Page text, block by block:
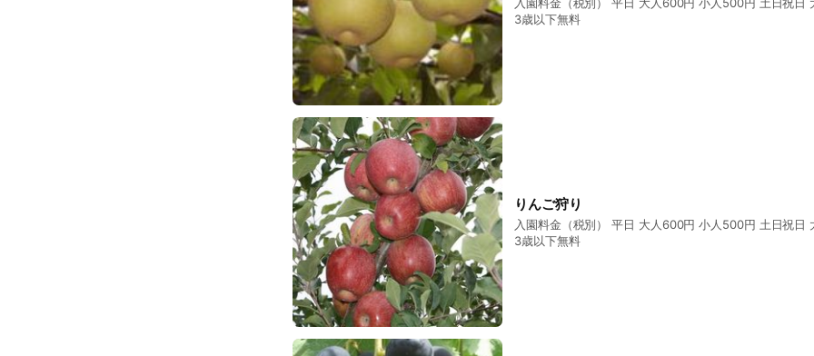
3歳以下無料
りんご狩り
入園料金（税別） 平日 大人600円 小人500円 土日祝日 大人800円 小人700円
3歳以下無料